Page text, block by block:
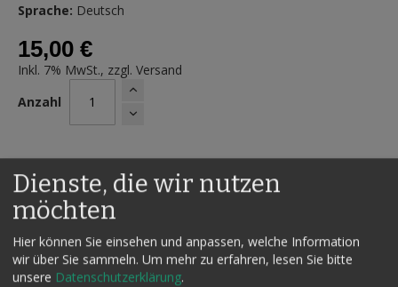
Sprache: Deutsch
15,00 €
Inkl. 7% MwSt., zzgl. Versand
Anzahl
IN DEN WARENKORB
Dienste, die wir nutzen
möchten
Hier können Sie einsehen und anpassen, welche Information
wir über Sie sammeln. Um mehr zu erfahren, lesen Sie bitte
unsere Datenschutzerklärung.